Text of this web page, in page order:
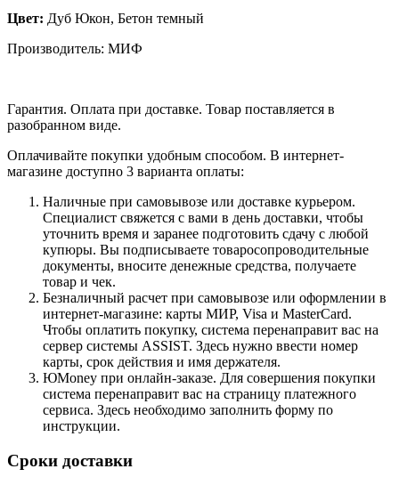
Цвет: Дуб Юкон, Бетон темный
Производитель: МИФ
Гарантия. Оплата при доставке. Товар поставляется в
разобранном виде.
Оплачивайте покупки удобным способом. В интернет-
магазине доступно 3 варианта оплаты:
Наличные при самовывозе или доставке курьером.
Специалист свяжется с вами в день доставки, чтобы
уточнить время и заранее подготовить сдачу с любой
купюры. Вы подписываете товаросопроводительные
документы, вносите денежные средства, получаете
товар и чек.
Безналичный расчет при самовывозе или оформлении в
интернет-магазине: карты МИР, Visa и MasterCard.
Чтобы оплатить покупку, система перенаправит вас на
сервер системы ASSIST. Здесь нужно ввести номер
карты, срок действия и имя держателя.
ЮMoney при онлайн-заказе. Для совершения покупки
система перенаправит вас на страницу платежного
сервиса. Здесь необходимо заполнить форму по
инструкции.
Сроки доставки